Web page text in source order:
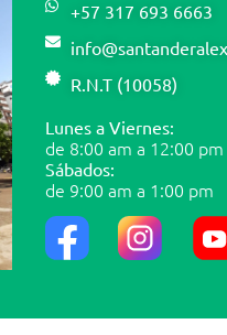
+57 317 693 6663
R.N.T (10058)
Lunes a Viernes:
de 8:00 am a 12:00
Sábados:
de 9:00 am a 1:00 pm